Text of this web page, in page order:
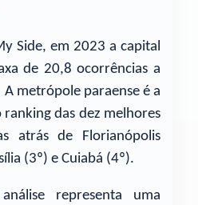
Side, em 2023 a capital
de 20,8 ocorrências a
metrópole paraense é a
das dez melhores
atrás de Florianópolis
(3º) e Cuiabá (4º).
representa uma